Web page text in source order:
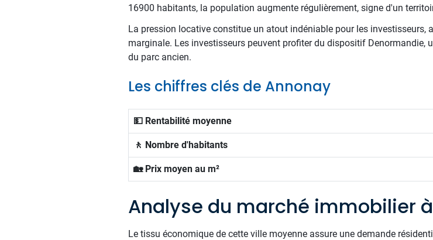
16900 habitants, la population augmente régulièrement, signe d'un
La pression locative constitue un atout indéniable pour les investisseurs,
marginale. Les investisseurs peuvent profiter du dispositif Denormandie,
du parc ancien.
Les chiffres clés de Annonay
💵 Rentabilité moyenne
🚶 Nombre d'habitants
🏡 Prix moyen au m²
Analyse du marché immobilier
Le tissu économique de cette ville moyenne assure une demande